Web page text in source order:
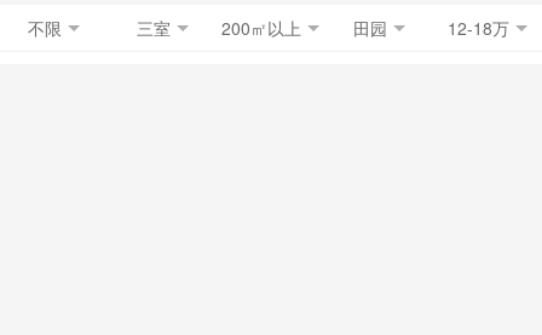
不限 三室 200㎡以上 田园 12-18万